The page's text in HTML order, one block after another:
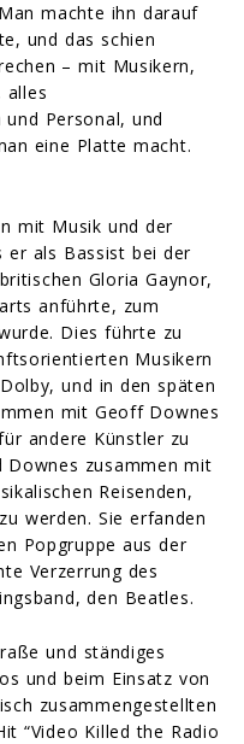
machte ihn darauf
und das schien
– mit Musikern,
alles
Personal, und
eine Platte macht.
mit Musik und der
er als Bassist bei der
Gloria Gaynor,
anführte, zum
Dies führte zu
Musikern
und in den späten
mit Geoff Downes
andere Künstler zu
Downes zusammen mit
Reisenden,
werden. Sie erfanden
Popgruppe aus der
Verzerrung des
den Beatles.
und ständiges
und beim Einsatz von
zusammengestellten
“Video Killed the Radio